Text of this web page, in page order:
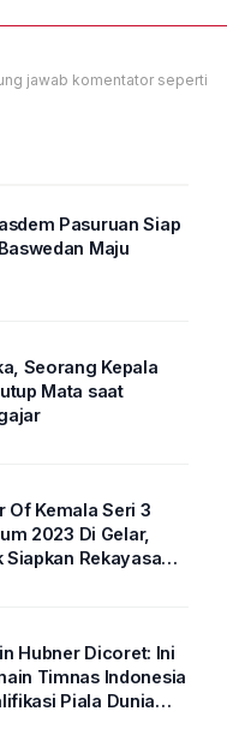
jawab komentator seperti
Pasuruan Siap
Maju
Mata saat
Of Kemala Seri 3
2023 Di Gelar,
Siapkan Rekayasa
Hubner Dicoret: Ini
Timnas Indonesia
Piala Dunia